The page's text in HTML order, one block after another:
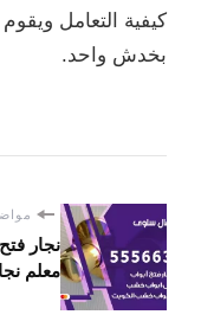
كيفية التعامل
بخدش واحد.
معلم